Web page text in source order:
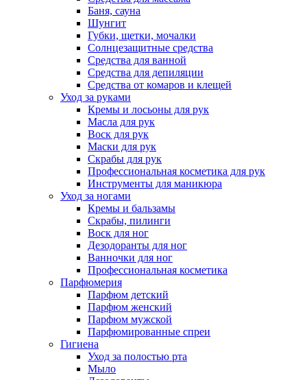
Баня, сауна
Шунгит
Губки, щетки, мочалки
Солнцезащитные средства
Средства для ванной
Средства для депиляции
Средства от комаров и клещей
Уход за руками
Кремы и лосьоны для рук
Масла для рук
Воск для рук
Маски для рук
Скрабы для рук
Профессиональная косметика для рук
Инструменты для маникюра
Уход за ногами
Кремы и бальзамы
Скрабы, пилинги
Воск для ног
Дезодоранты для ног
Ванночки для ног
Профессиональная косметика
Парфюмерия
Парфюм детский
Парфюм женский
Парфюм мужской
Парфюмированные спреи
Гигиена
Уход за полостью рта
Мыло